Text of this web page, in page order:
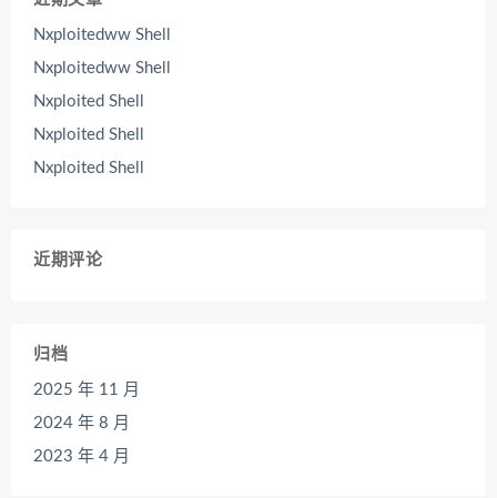
Nxploitedww Shell
Nxploitedww Shell
Nxploited Shell
Nxploited Shell
Nxploited Shell
近期评论
归档
2025 年 11 月
2024 年 8 月
2023 年 4 月